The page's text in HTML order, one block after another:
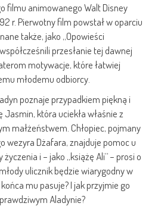
filmu animowanego Walt Disney
r. Pierwotny film powstał w oparciu
także, jako „Opowieści
przesłanie tej dawnej
motywacje, które łatwiej
młodemu odbiorcy.
poznaje przypadkiem piękną i
która uciekła właśnie z
małżeństwem. Chłopiec, pojmany
wezyra Dżafara, znajduje pomoc u
i – jako „książę Ali” – prosi o
ulicznik będzie wiarygodny w
mu pasuje? I jak przyjmie go
Aladynie?